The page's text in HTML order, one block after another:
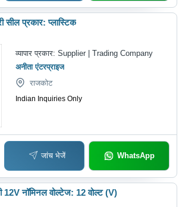
सील प्रकार: प्लास्टिक
व्यापार प्रकार:Supplier | Trading Company
अनीता एंटरप्राइज
राजकोट
Indian Inquiries Only
जांच भेजें WhatsApp
12V नॉमिनल वोल्टेज: 12 वोल्ट (V)